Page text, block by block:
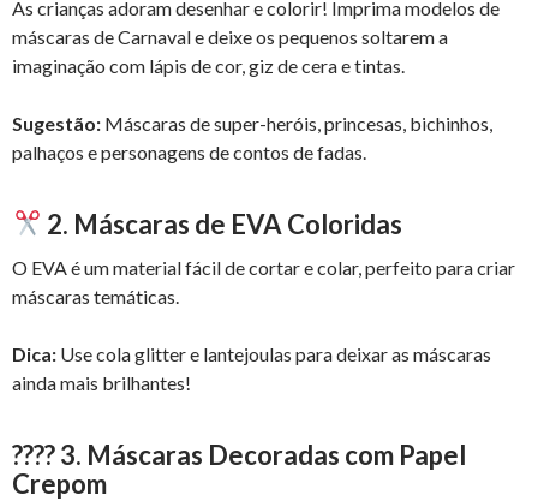
As crianças adoram desenhar e colorir! Imprima modelos de
máscaras de Carnaval e deixe os pequenos soltarem a
imaginação com lápis de cor, giz de cera e tintas.
Sugestão: Máscaras de super-heróis, princesas, bichinhos,
palhaços e personagens de contos de fadas.
2. Máscaras de EVA Coloridas
O EVA é um material fácil de cortar e colar, perfeito para criar
máscaras temáticas.
Dica: Use cola glitter e lantejoulas para deixar as máscaras
ainda mais brilhantes!
????3. Máscaras Decoradas com Papel
Crepom